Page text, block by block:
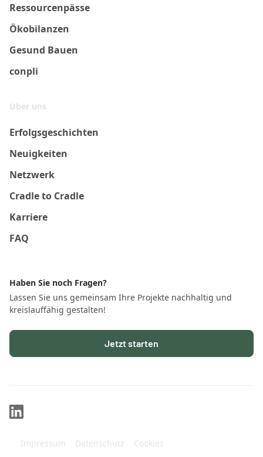
Ressourcenpässe
Ökobilanzen
Gesund Bauen
conpli
Über uns
Erfolgsgeschichten
Neuigkeiten
Netzwerk
Cradle to Cradle
Karriere
FAQ
Haben Sie noch Fragen?
Lassen Sie uns gemeinsam Ihre Projekte nachhaltig und
kreislauffähig gestalten!
Jetzt starten
Impressum Datenschutz Cookies